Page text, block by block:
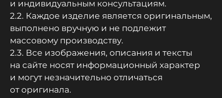
и индивидуальным консультациям.
2.2. Каждое изделие является оригинальным,
выполнено вручную и не подлежит
массовому производству.
2.3. Все изображения, описания и тексты
на сайте носят информационный характер
и могут незначительно отличаться
от оригинала.